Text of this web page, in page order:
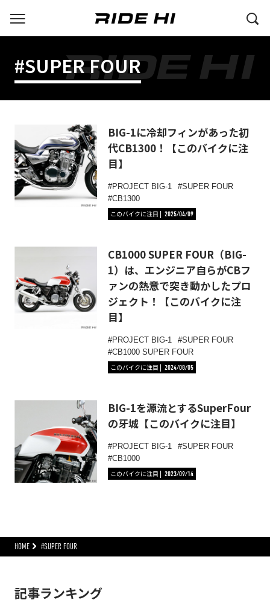
#SUPER FOUR
BIG-1に冷却フィンがあった初
代CB1300！【このバイクに注
目】
PROJECT BIG-1
SUPER FOUR
CB1300
このバイクに注目
2025/04/09
CB1000 SUPER FOUR（BIG-
1）は、エンジニア自らがCBフ
ァンの熱意で突き動かしたプロ
ジェクト！【このバイクに注
目】
PROJECT BIG-1
SUPER FOUR
CB1000 SUPER FOUR
このバイクに注目
2024/08/05
BIG-1を源流とするSuperFour
の牙城【このバイクに注目】
PROJECT BIG-1
SUPER FOUR
CB1000
このバイクに注目
2023/09/14
HOME #SUPER FOUR
記事ランキング